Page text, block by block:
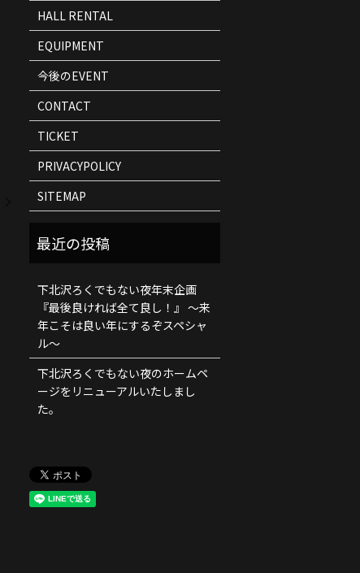
HALL RENTAL
EQUIPMENT
今後のEVENT
CONTACT
TICKET
PRIVACYPOLICY
SITEMAP
下北沢ろくでもない夜年末企画
『最後良ければ全て良し！』 ～来
年こそは良い年にするぞスペシャ
ル～
下北沢ろくでもない夜のホームペ
ージをリニューアルいたしまし
た。